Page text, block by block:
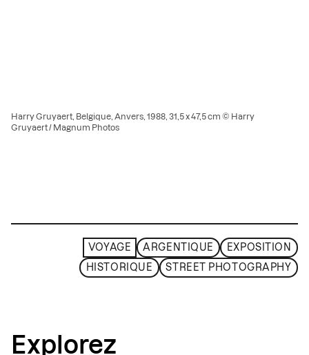
Harry Gruyaert, Belgique, Anvers, 1988, 31,5 x 47,5 cm © Harry
Gruyaert / Magnum Photos
VOYAGE ARGENTIQUE EXPOSITION
HISTORIQUE STREET PHOTOGRAPHY
Explorez